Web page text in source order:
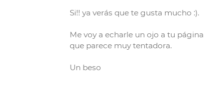
Si!! ya verás que te gusta mucho :).
Me voy a echarle un ojo a tu página
que parece muy tentadora.
Un beso